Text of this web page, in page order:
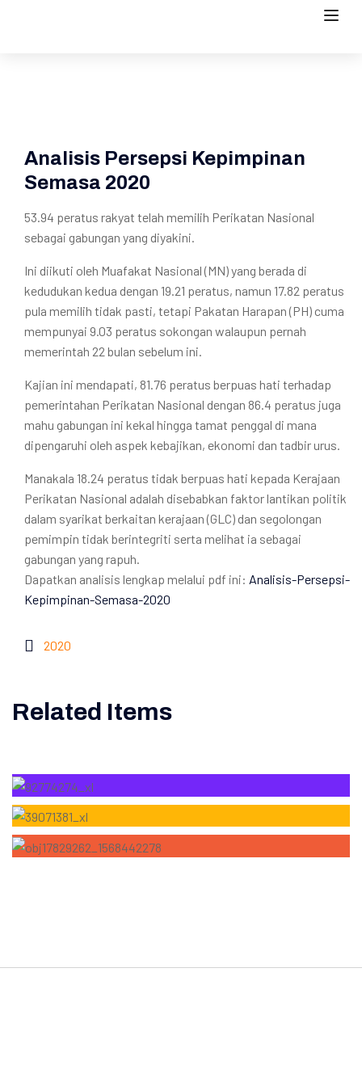
Analisis Persepsi Kepimpinan
Semasa 2020
53.94 peratus rakyat telah memilih Perikatan Nasional
sebagai gabungan yang diyakini.
Ini diikuti oleh Muafakat Nasional (MN) yang berada di
kedudukan kedua dengan 19.21 peratus, namun 17.82 peratus
pula memilih tidak pasti, tetapi Pakatan Harapan (PH) cuma
mempunyai 9.03 peratus sokongan walaupun pernah
memerintah 22 bulan sebelum ini.
Kajian ini mendapati, 81.76 peratus berpuas hati terhadap
pemerintahan Perikatan Nasional dengan 86.4 peratus juga
mahu gabungan ini kekal hingga tamat penggal di mana
dipengaruhi oleh aspek kebajikan, ekonomi dan tadbir urus.
Manakala 18.24 peratus tidak berpuas hati kepada Kerajaan
Perikatan Nasional adalah disebabkan faktor lantikan politik
dalam syarikat berkaitan kerajaan (GLC) dan segolongan
pemimpin tidak berintegriti serta melihat ia sebagai
gabungan yang rapuh.
Dapatkan analisis lengkap melalui pdf ini: Analisis-Persepsi-
Kepimpinan-Semasa-2020
2020
Related Items